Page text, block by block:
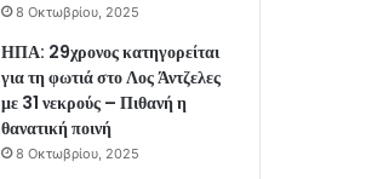
8 Οκτωβρίου, 2025
ΗΠΑ: 29χρονος κατηγορείται
για τη φωτιά στο Λος Άντζελες
με 31 νεκρούς – Πιθανή η
θανατική ποινή
8 Οκτωβρίου, 2025